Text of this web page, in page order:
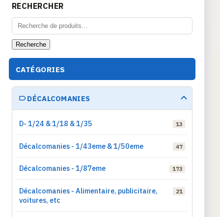
publications
RECHERCHER
Recherche
pour :
Recherche
CATÉGORIES
DÉCALCOMANIES
D- 1/24 & 1/18 & 1/35 13
Décalcomanies - 1/43eme & 1/50eme 47
Décalcomanies - 1/87eme 173
Décalcomanies - Alimentaire, publicitaire,
voitures, etc
21